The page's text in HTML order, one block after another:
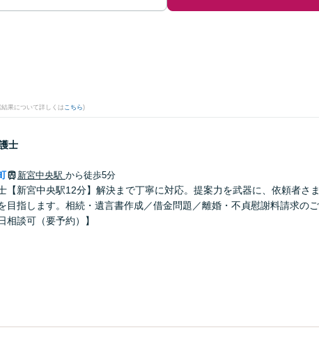
結果について詳しくはこちら)
士
新宮中央駅 から徒歩5分
【新宮中央駅12分】解決まで丁寧に対応。提案力を武器に、依頼者さ
目指します。相続・遺言書作成／借金問題／離婚・不貞慰謝料請求の
相談可（要予約）】